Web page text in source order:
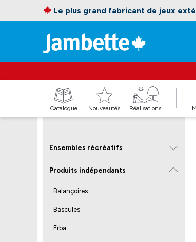
Le plus grand fabricant de jeux
Catalogue Nouveautés Réalisations
Ensembles récréatifs
Produits indépendants
Balançoires
Bascules
Erba